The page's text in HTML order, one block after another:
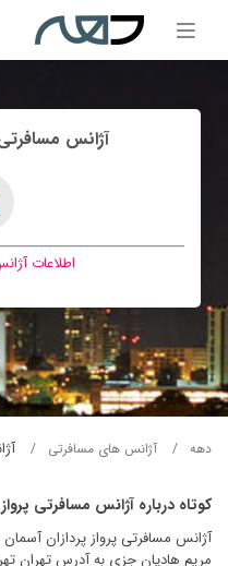
آژانس مسافرتی
اطلاعات
دهه آژانس های مسافرتی
کوتاه درباره آژانس مسافرتی
آژانس مسافرتی پرواز پردازان
مریم هادیان جزی به آدرس تهران